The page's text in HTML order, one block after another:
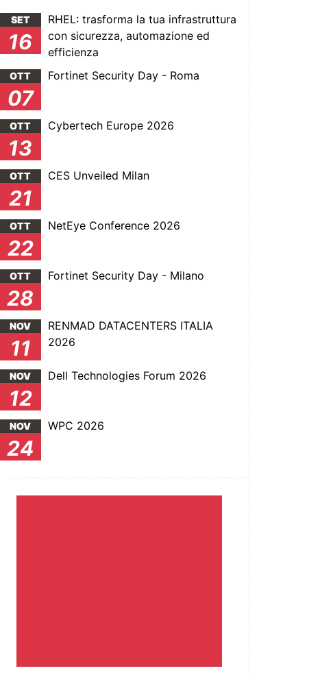
SET
16
RHEL: trasforma la tua infrastruttura
con sicurezza, automazione ed
efficienza
OTT
07
Fortinet Security Day - Roma
OTT
13
Cybertech Europe 2026
OTT
21
CES Unveiled Milan
OTT
22
NetEye Conference 2026
OTT
28
Fortinet Security Day - Milano
NOV
11
RENMAD DATACENTERS ITALIA
2026
NOV
12
Dell Technologies Forum 2026
NOV
24
WPC 2026